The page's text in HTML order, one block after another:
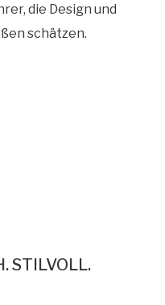
die Design und
schätzen.
STILVOLL.